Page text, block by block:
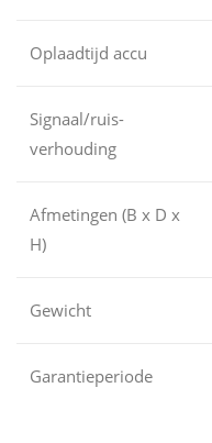
Oplaadtijd accu
Signaal/ruis-
verhouding
Afmetingen (B x D x
H)
Gewicht
Garantieperiode